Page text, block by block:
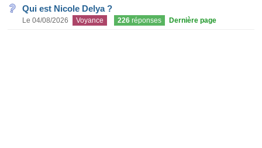
Qui est Nicole Delya ?
Le 04/08/2026 Voyance 226 réponses Dernière page